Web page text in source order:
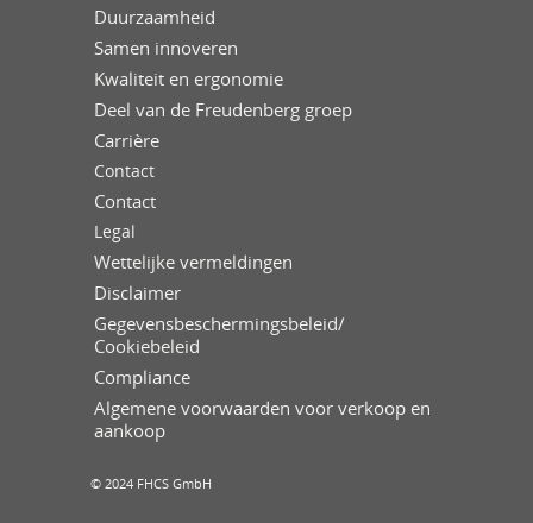
Duurzaamheid
Samen innoveren
Kwaliteit en ergonomie
Deel van de Freudenberg groep
Carrière
Contact
Contact
Legal
Wettelijke vermeldingen
Disclaimer
Gegevensbeschermingsbeleid/
Cookiebeleid
Compliance
Algemene voorwaarden voor verkoop en
aankoop
© 2024 FHCS GmbH